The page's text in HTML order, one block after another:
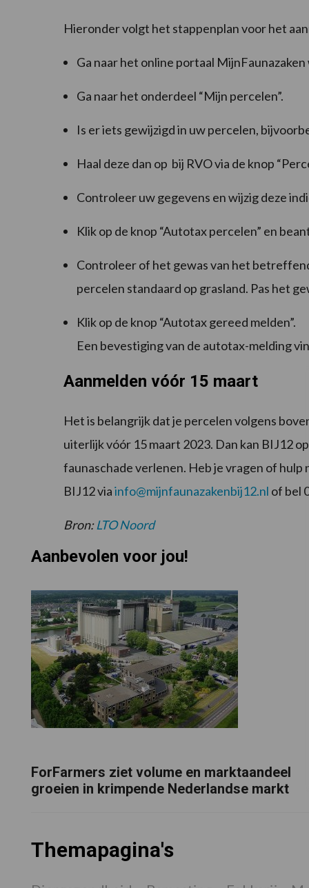
Hieronder volgt het stappenplan voor het
Ga naar het online portaal
Ga naar het onderdeel “Mijn percelen”.
Is er iets gewijzigd in uw percelen,
Haal deze dan op bij RVO via de knop
Controleer uw gegevens en wijzig deze
Klik op de knop “Autotax percelen” en
Controleer of het gewas van het
percelen standaard op grasland. Pas het
Klik op de knop “Autotax gereed melden”.
Een bevestiging van de autotax-melding
Aanmelden vóór 15 maart
Het is belangrijk dat je percelen volgens
uiterlijk vóór 15 maart 2023. Dan kan BIJ12
faunaschade verlenen. Heb je vragen of hulp
BIJ12 viainfo@mijnfaunazakenbij12.nl of bel
Bron:LTO Noord
Aanbevolen voor jou!
ForFarmers ziet volume en marktaandeel
groeien in krimpende Nederlandse markt
Themapagina's